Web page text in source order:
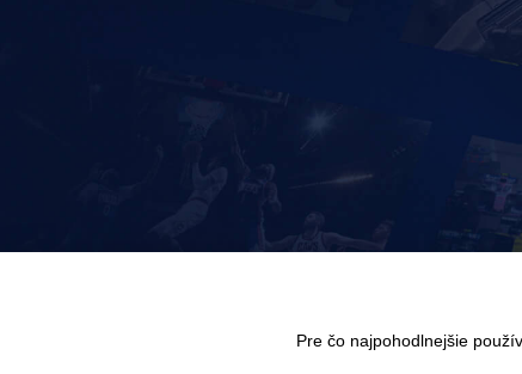
Pre čo najpohodlnejšie